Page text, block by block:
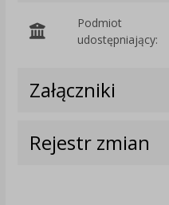
Podmiot
udostępniający:
Załączniki
Rejestr zmian